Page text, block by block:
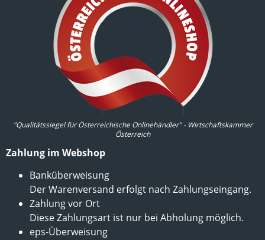
"Qualitätssiegel für Österreichische Onlinehändler" - Wirtschaftskammer
Österreich
Zahlung im Webshop
Banküberweisung
Der Warenversand erfolgt nach Zahlungseingang.
Zahlung vor Ort
Diese Zahlungsart ist nur bei Abholung möglich.
eps-Überweisung